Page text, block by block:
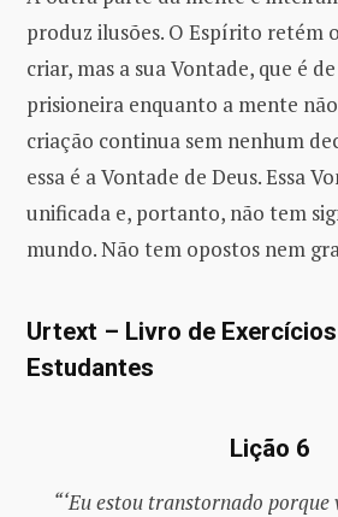
produz ilusões. O Espírito retém
criar, mas a sua Vontade, que é
prisioneira enquanto a mente
criação continua sem nenhum
essa é a Vontade de Deus. Essa
unificada e, portanto, não tem
mundo. Não tem opostos nem
Urtext – Livro de
Estudantes
Lição 6
“‘Eu estou transtornado porque